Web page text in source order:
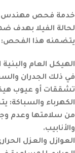
خدمة فحص مهندس
لحالة الفيلا بهدف
يتضمنه هذا الفحص:
الهيكل العام والبنية
في ذلك الجدران
تشققات أو عيوب
الكهرباء والسباكة:
من سلامتها وعدم
والأنابيب.
العوازل والعزل